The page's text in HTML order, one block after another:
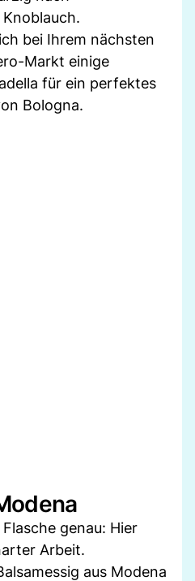
bei Ihrem nächsten
Markt einige
für ein perfektes
Bologna.
genau: Hier
Arbeit.
aus Modena